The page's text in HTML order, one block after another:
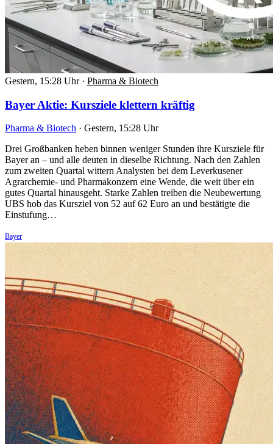
Gestern, 15:28 Uhr · Pharma & Biotech
Bayer Aktie: Kursziele klettern kräftig
Pharma & Biotech · Gestern, 15:28 Uhr
Drei Großbanken heben binnen weniger Stunden ihre Kursziele für
Bayer an – und alle deuten in dieselbe Richtung. Nach den Zahlen
zum zweiten Quartal wittern Analysten bei dem Leverkusener
Agrarchemie- und Pharmakonzern eine Wende, die weit über ein
gutes Quartal hinausgeht. Starke Zahlen treiben die Neubewertung
UBS hob das Kursziel von 52 auf 62 Euro an und bestätigte die
Einstufung…
Bayer